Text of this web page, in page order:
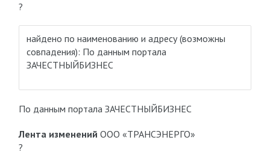
?
найдено по наименованию и адресу(возможны
совпадения): По данным портала
ЗАЧЕСТНЫЙБИЗНЕС
По данным портала ЗАЧЕСТНЫЙБИЗНЕС
Лента изменений ООО «ТРАНСЭНЕРГО»
?